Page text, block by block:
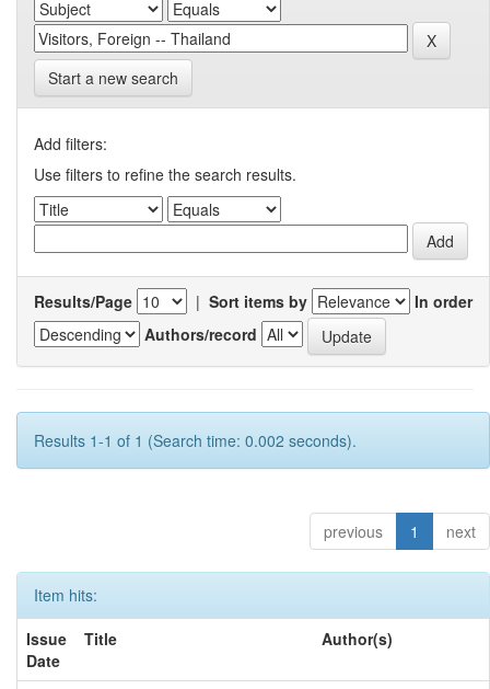
Start a new search
Add filters:
Use filters to refine the search results.
Results/Page | Sort items by
In order
Authors/record
Results 1-1 of 1 (Search time: 0.002 seconds).
previous 1 next
Item hits:
Issue
Date
Title Author(s)